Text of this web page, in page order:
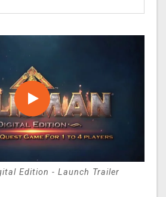
Edition - Launch Trailer